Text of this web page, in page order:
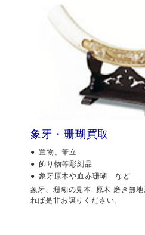
象牙・珊瑚買取
置物、筆立
飾り物等彫刻品
象牙原木や血赤珊瑚 など
象牙、珊瑚の見本. 原木 磨き無
れば是非お譲りください。